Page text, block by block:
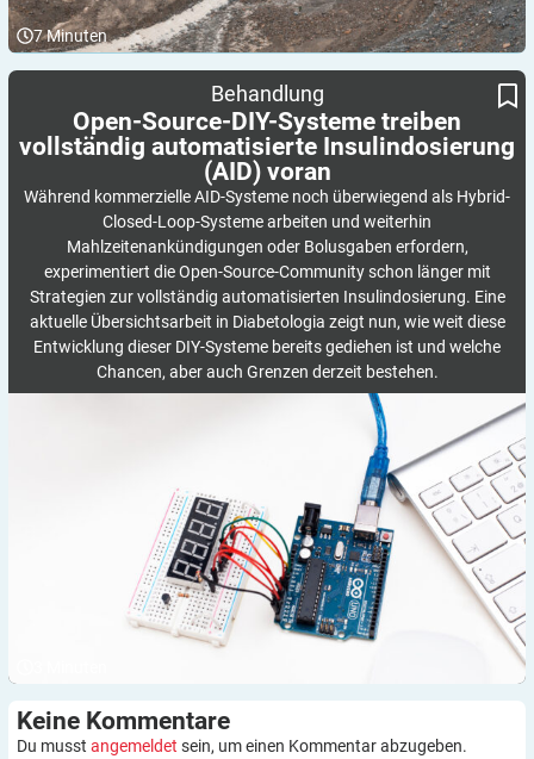
7Minuten
Insulindosierung (AID) voran
Behandlung
Open-Source-DIY-Systeme treiben
vollständig automatisierte Insulindosierung
(AID) voran
Während kommerzielle AID-Systeme noch überwiegend als Hybrid-
Closed-Loop-Systeme arbeiten und weiterhin
Mahlzeitenankündigungen oder Bolusgaben erfordern,
experimentiert die Open-Source-Community schon länger mit
Strategien zur vollständig automatisierten Insulindosierung. Eine
aktuelle Übersichtsarbeit in Diabetologia zeigt nun, wie weit diese
Entwicklung dieser DIY-Systeme bereits gediehen ist und welche
Chancen, aber auch Grenzen derzeit bestehen.
Keine Kommentare
Du musst angemeldet sein, um einen Kommentar abzugeben.